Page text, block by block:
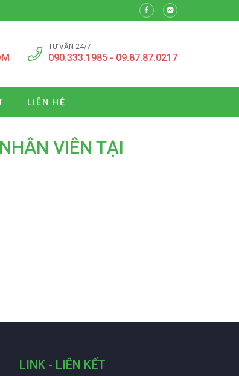
TƯ VẤN 24/7
090.333.1985 - 09.87.87.0217
LIÊN HỆ
VIÊN TẠI
LINK - LIÊN KẾT